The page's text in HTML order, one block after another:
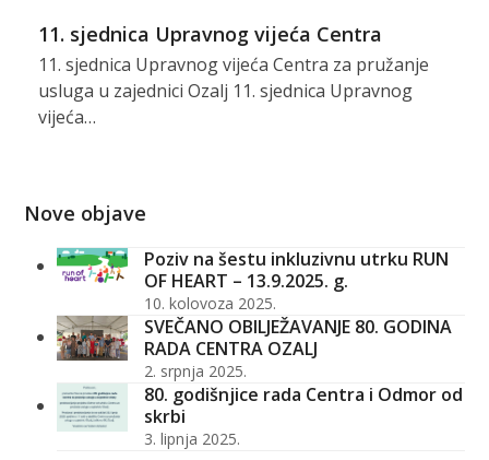
11. sjednica Upravnog vijeća Centra
11. sjednica Upravnog vijeća Centra za pružanje
usluga u zajednici Ozalj 11. sjednica Upravnog
vijeća…
Nove objave
Poziv na šestu inkluzivnu utrku RUN
OF HEART – 13.9.2025. g.
10. kolovoza 2025.
SVEČANO OBILJEŽAVANJE 80. GODINA
RADA CENTRA OZALJ
2. srpnja 2025.
80. godišnjice rada Centra i Odmor od
skrbi
3. lipnja 2025.